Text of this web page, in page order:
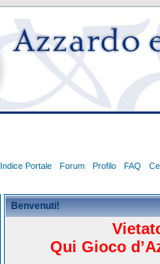
Indice Portale Forum Profilo FAQ
Benvenuti!
Qui Gioco